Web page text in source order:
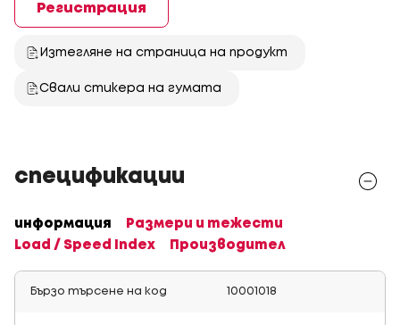
Регистрация
Изтегляне на страница на продукт
Свали стикера на гумата
спецификации
информация
Размери и тежести
Load / Speed Index
Производител
Бързо търсене на код 10001018